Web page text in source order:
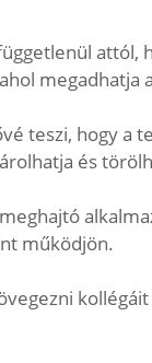
attól,
megadhatja
teszi, hogy a
és
működjön.